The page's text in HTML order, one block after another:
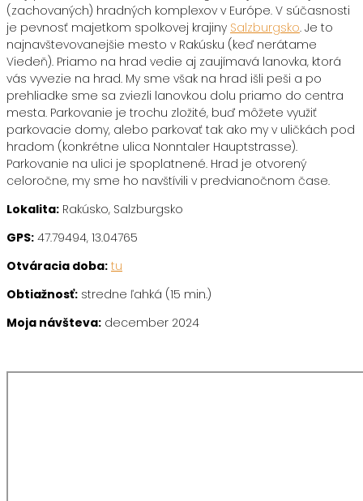
(zachovaných) hradných komplexov v Európe. V súčasnosti
je pevnosť majetkom spolkovej krajiny Salzburgsko. Je to
najnavštevovanejšie mesto v Rakúsku (keď nerátame
Viedeň). Priamo na hrad vedie aj zaujímavá lanovka, ktorá
vás vyvezie na hrad. My sme však na hrad išli peši a po
prehliadke sme sa zviezli lanovkou dolu priamo do centra
mesta. Parkovanie je trochu zložité, buď môžete využiť
parkovacie domy, alebo parkovať tak ako my v uličkách pod
hradom (konkrétne ulica Nonntaler Hauptstrasse).
Parkovanie na ulici je spoplatnené. Hrad je otvorený
celoročne, my sme ho navštívili v predvianočnom čase.
Lokalita: Rakúsko, Salzburgsko
GPS: 47.79494, 13.04765
Otváracia doba: tu
Obtiažnosť: stredne ľahká (15 min.)
Moja návšteva: december 2024